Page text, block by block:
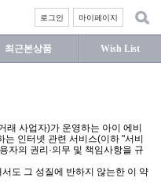
마이페이지
로그인
최근본상품 Wish List
래 사업자)가 운영하는 아이 에비
인터넷 관련 서비스(이하 "서비
자의 권리·의무 및 책임사항을 규
도 그 성질에 반하지 않는한 이 약